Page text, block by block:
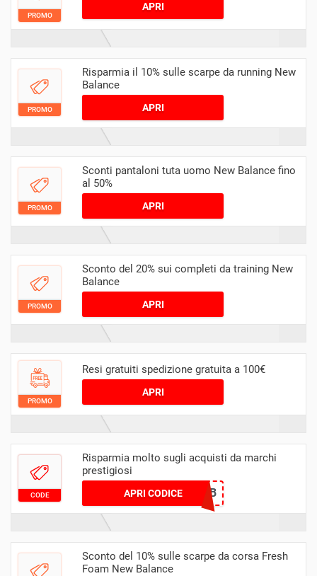
PROMO
APRI
PROMO
Risparmia il 10% sulle scarpe da running New
Balance
APRI
PROMO
Sconti pantaloni tuta uomo New Balance fino
al 50%
APRI
PROMO
Sconto del 20% sui completi da training New
Balance
APRI
PROMO
Resi gratuiti spedizione gratuita a 100€
APRI
CODE
Risparmia molto sugli acquisti da marchi
prestigiosi
APRI CODICE
TONCADEAUNB
Sconto del 10% sulle scarpe da corsa Fresh
Foam New Balance